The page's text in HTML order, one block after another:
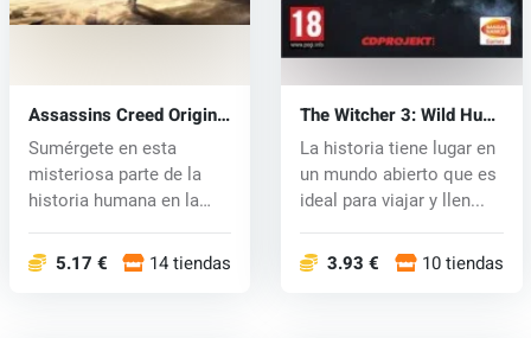
Assassins Creed Origins
(Xbox One) key
Sumérgete en esta
misteriosa parte de la
historia humana en la
5.17 € 14 tiendas
The Witcher 3: Wild Hunt
(Zaklínač 3) (Xbox One)
key
La historia tiene lugar en
un mundo abierto que es
ideal para viajar y llen...
3.93 € 10 tiendas